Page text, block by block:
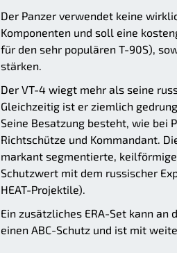
Der Panzer verwendet keine
Komponenten und soll eine
für den sehr populären T-90S),
stärken.
Der VT-4 wiegt mehr als seine
Gleichzeitig ist er ziemlich
Seine Besatzung besteht, wie bei
Richtschütze und Kommandant.
markant segmentierte,
Schutzwert mit dem russischer
HEAT-Projektile).
Ein zusätzliches ERA-Set kann
einen ABC-Schutz und ist mit